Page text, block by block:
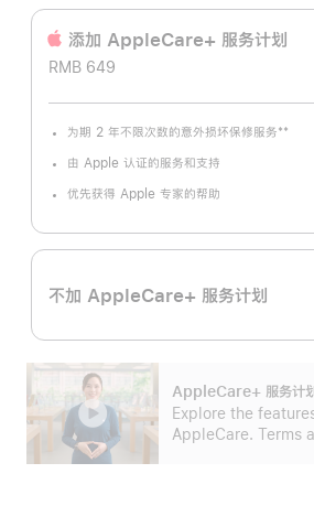
添加 AppleCare+ 服务计‍划
RMB 649
为期 2 年不限次数的意外损坏保修服务
注
**
由 Apple 认证的服务和支持
优先获得 Apple 专家的帮助
不加 AppleCare+ 服务计划
AppleCare+ 服务计划
Explore the
AppleCare. Terms